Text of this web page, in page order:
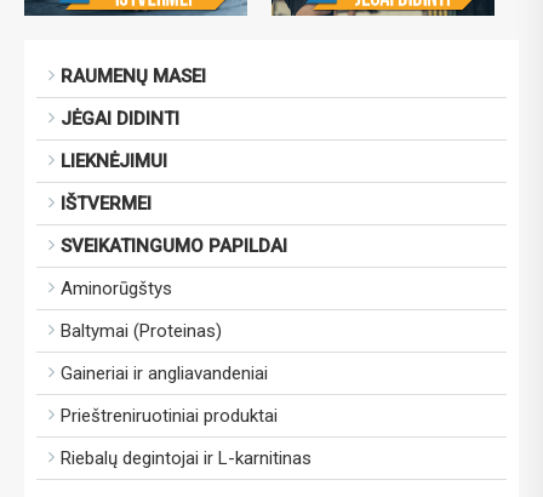
RAUMENŲ MASEI
JĖGAI DIDINTI
LIEKNĖJIMUI
IŠTVERMEI
SVEIKATINGUMO PAPILDAI
Aminorūgštys
Baltymai (Proteinas)
Gaineriai ir angliavandeniai
Prieštreniruotiniai produktai
Riebalų degintojai ir L-karnitinas